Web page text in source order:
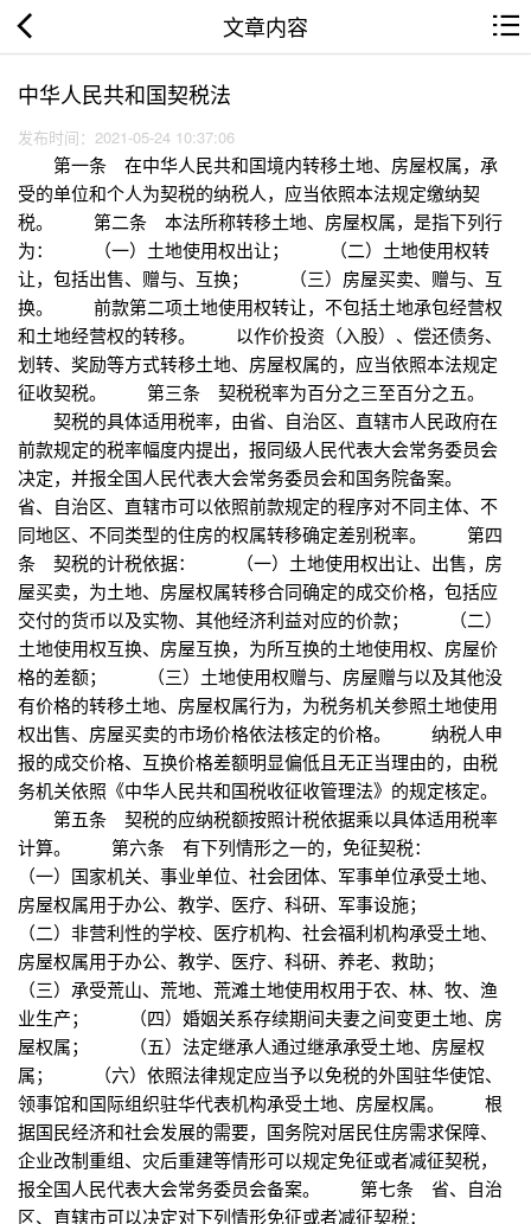
文章内容
中华人民共和国契税法
发布时间：2021-05-24 10:37:06
第一条 在中华人民共和国境内转移土地、房屋权属，承
受的单位和个人为契税的纳税人，应当依照本法规定缴纳契
税。 第二条 本法所称转移土地、房屋权属，是指下列行
为： （一）土地使用权出让； （二）土地使用权转
让，包括出售、赠与、互换； （三）房屋买卖、赠与、互
换。 前款第二项土地使用权转让，不包括土地承包经营权
和土地经营权的转移。 以作价投资（入股）、偿还债务、
划转、奖励等方式转移土地、房屋权属的，应当依照本法规定
征收契税。 第三条 契税税率为百分之三至百分之五。
契税的具体适用税率，由省、自治区、直辖市人民政府在
前款规定的税率幅度内提出，报同级人民代表大会常务委员会
决定，并报全国人民代表大会常务委员会和国务院备案。
省、自治区、直辖市可以依照前款规定的程序对不同主体、不
同地区、不同类型的住房的权属转移确定差别税率。 第四
条 契税的计税依据： （一）土地使用权出让、出售，房
屋买卖，为土地、房屋权属转移合同确定的成交价格，包括应
交付的货币以及实物、其他经济利益对应的价款； （二）
土地使用权互换、房屋互换，为所互换的土地使用权、房屋价
格的差额； （三）土地使用权赠与、房屋赠与以及其他没
有价格的转移土地、房屋权属行为，为税务机关参照土地使用
权出售、房屋买卖的市场价格依法核定的价格。 纳税人申
报的成交价格、互换价格差额明显偏低且无正当理由的，由税
务机关依照《中华人民共和国税收征收管理法》的规定核定。
第五条 契税的应纳税额按照计税依据乘以具体适用税率
计算。 第六条 有下列情形之一的，免征契税：
（一）国家机关、事业单位、社会团体、军事单位承受土地、
房屋权属用于办公、教学、医疗、科研、军事设施；
（二）非营利性的学校、医疗机构、社会福利机构承受土地、
房屋权属用于办公、教学、医疗、科研、养老、救助；
（三）承受荒山、荒地、荒滩土地使用权用于农、林、牧、渔
业生产； （四）婚姻关系存续期间夫妻之间变更土地、房
屋权属； （五）法定继承人通过继承承受土地、房屋权
属； （六）依照法律规定应当予以免税的外国驻华使馆、
领事馆和国际组织驻华代表机构承受土地、房屋权属。 根
据国民经济和社会发展的需要，国务院对居民住房需求保障、
企业改制重组、灾后重建等情形可以规定免征或者减征契税，
报全国人民代表大会常务委员会备案。 第七条 省、自治
区、直辖市可以决定对下列情形免征或者减征契税：